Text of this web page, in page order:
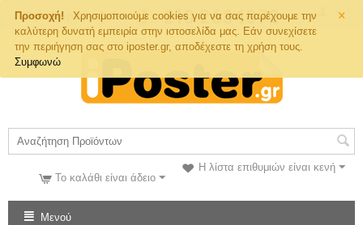
×
Προσοχή!
Χρησιμοποιούμε cookies για να σας παρέχουμε την
καλύτερη δυνατή εμπειρία στην ιστοσελίδα μας. Εάν συνεχίσετε
την περιήγηση σας στο iposter.gr, αποδέχεστε τη χρήση τους.
Συμφωνώ
Τηλ. Παραγγελιών
Η λίστα επιθυμιών είναι κενή
Το καλάθι είναι άδειο
Μενού